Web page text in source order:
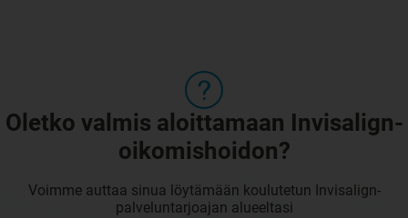
Oletko valmis aloittamaan Invisalign-
oikomishoidon?
Voimme auttaa sinua löytämään koulutetun Invisalign-
palveluntarjoajan alueeltasi